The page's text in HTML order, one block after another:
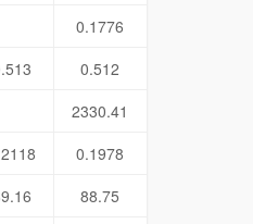
0.1776
0.512
2330.41
0.1978
88.75